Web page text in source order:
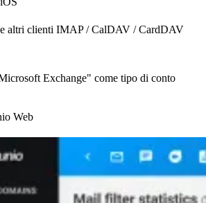
altri clienti IMAP / CalDAV / CardDAV
Exchange" come tipo di conto
Web